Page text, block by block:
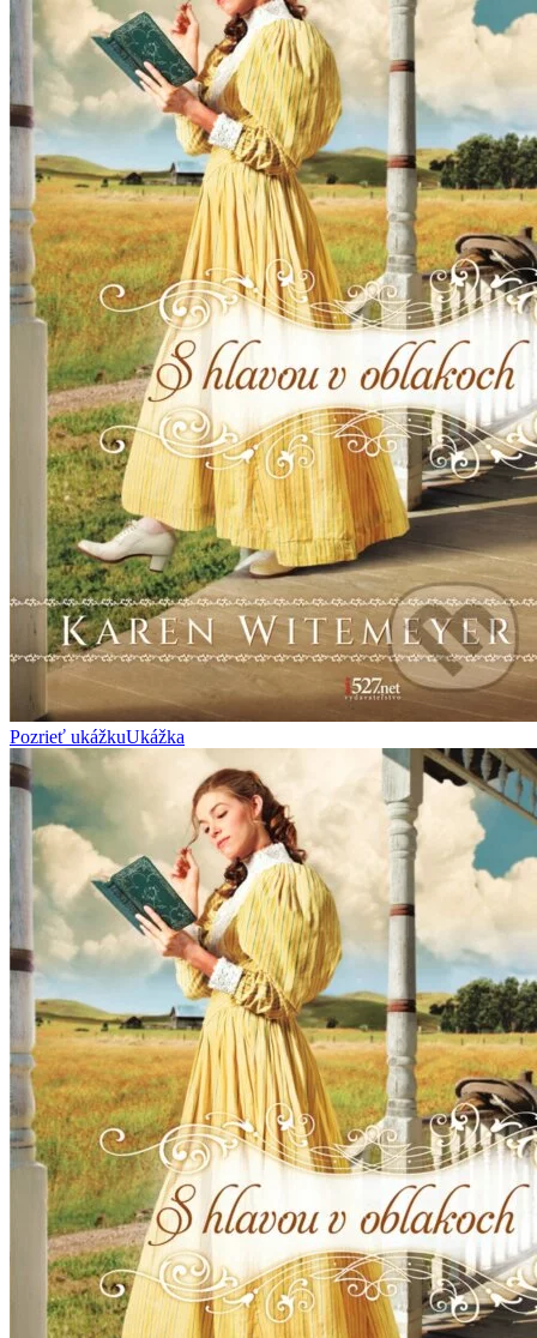
Pozrieť ukážkuUkážka